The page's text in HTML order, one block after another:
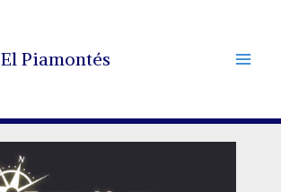
El Piamontés